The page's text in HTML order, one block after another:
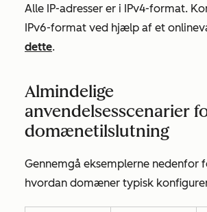
Alle IP-adresser er i IPv4-format.
IPv6-format ved hjælp af et
dette.
Almindelige
anvendelsesscenarier
domænetilslutning
Gennemgå eksemplerne nedenfor
hvordan domæner typisk